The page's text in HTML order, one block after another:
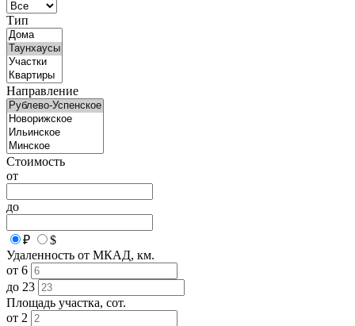
Тип
Направление
Стоимость
от
до
₽
$
Удаленность от МКАД, км.
от 6
до 23
Площадь участка, сот.
от 2